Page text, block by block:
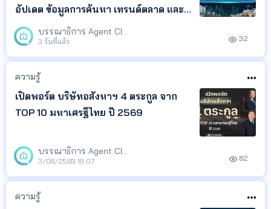
อัปเดต ข้อมูลการค้นหา เทรนด์ตลาด และ
ทำเลยอดนิยม จาก LivingInsider พร้อม
Insight ที่ช่วยให้คุณเข้าใจพฤติกรรมผู้
ค้นหา และติดตามทิศทางตลาด
อสังหาริมทรัพย์ได้ในที่เดียว
บรรณาธิการ Agent Club
3 วันที่แล้ว 32
ความรู้
เปิดพอร์ต บริษัทอสังหาฯ 4 ตระกูล จาก
TOP 10 มหาเศรฐีไทย ปี 2569
บรรณาธิการ Agent Club
3/08/2569 19:07 82
ความรู้